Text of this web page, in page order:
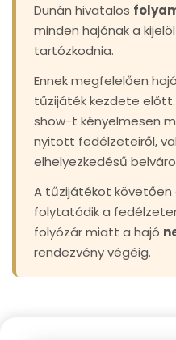
Dunán hivatalos
minden hajónak a
tartózkodnia.
Ennek megfelelően
tűzijáték kezdete
show-t kényelmesen
nyitott fedélzeteiről,
elhelyezkedésű
A tűzijátékot
folytatódik a
folyózár miatt a hajó
rendezvény végéig.